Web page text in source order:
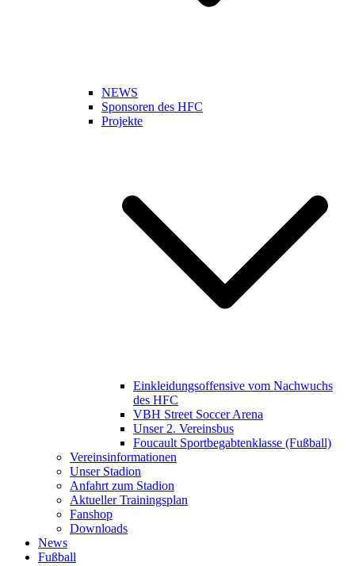
NEWS
Sponsoren des HFC
Projekte
Einkleidungsoffensive vom Nachwuchs
des HFC
VBH Street Soccer Arena
Unser 2. Vereinsbus
Foucault Sportbegabtenklasse (Fußball)
Vereinsinformationen
Unser Stadion
Anfahrt zum Stadion
Aktueller Trainingsplan
Fanshop
Downloads
News
Fußball